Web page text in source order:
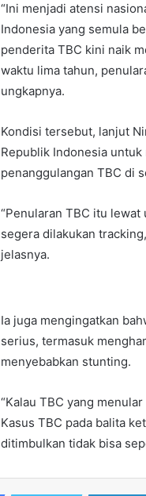
“Ini menjadi atensi
Indonesia yang semula
penderita TBC kini naik
waktu lima tahun,
ungkapnya.
Kondisi tersebut, lanjut
Republik Indonesia
penanggulangan TBC di
“Penularan TBC itu lewat
segera dilakukan
jelasnya.
Ia juga mengingatkan
serius, termasuk
menyebabkan stunting.
“Kalau TBC yang
Kasus TBC pada balita
ditimbulkan tidak bisa